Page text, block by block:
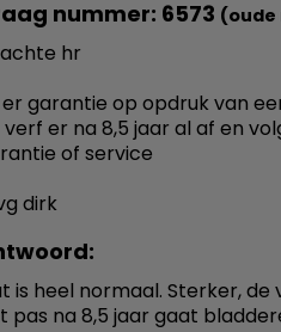
nummer: 6573 (oude
hr
garantie op opdruk van
verf er na 8,5 jaar al af en
of service
dirk
is heel normaal. Sterker,
pas na 8,5 jaar gaat